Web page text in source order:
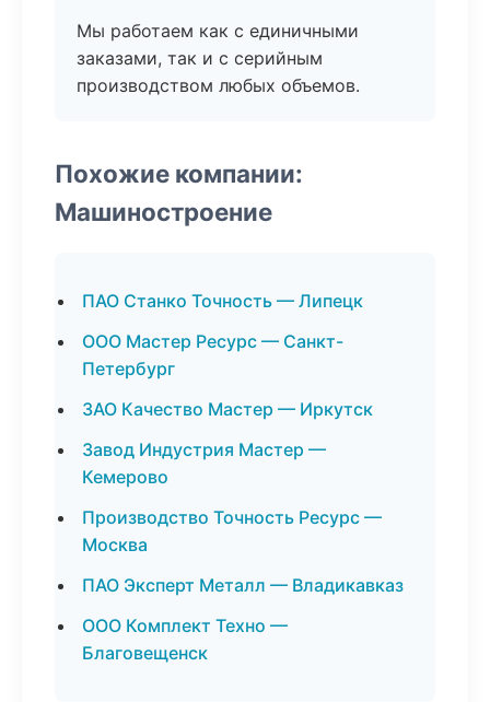
Мы работаем как с единичными
заказами, так и с серийным
производством любых объемов.
Похожие компании:
Машиностроение
ПАО Станко Точность — Липецк
ООО Мастер Ресурс — Санкт-
Петербург
ЗАО Качество Мастер — Иркутск
Завод Индустрия Мастер —
Кемерово
Производство Точность Ресурс —
Москва
ПАО Эксперт Металл — Владикавказ
ООО Комплект Техно —
Благовещенск